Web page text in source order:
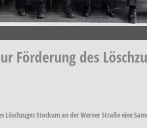
Förderung des
Löschzuges Stockum an der Werner Straße eine